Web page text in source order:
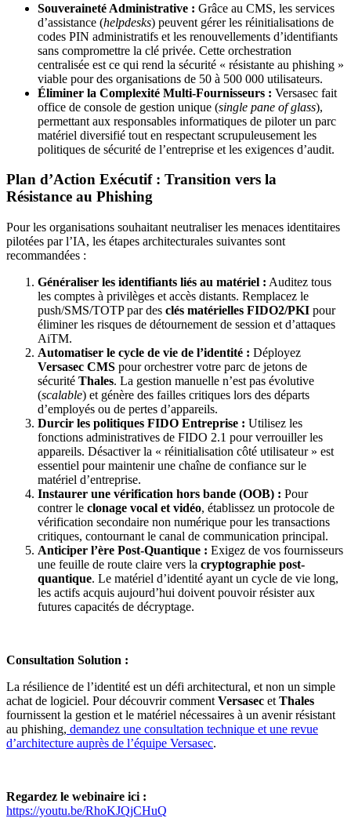
Souveraineté Administrative : Grâce au CMS, les services
d’assistance (helpdesks) peuvent gérer les réinitialisations de
codes PIN administratifs et les renouvellements d’identifiants
sans compromettre la clé privée. Cette orchestration
centralisée est ce qui rend la sécurité « résistante au phishing »
viable pour des organisations de 50 à 500 000 utilisateurs.
Éliminer la Complexité Multi-Fournisseurs : Versasec fait
office de console de gestion unique (single pane of glass),
permettant aux responsables informatiques de piloter un parc
matériel diversifié tout en respectant scrupuleusement les
politiques de sécurité de l’entreprise et les exigences d’audit.
Plan d’Action Exécutif : Transition vers la
Résistance au Phishing
Pour les organisations souhaitant neutraliser les menaces identitaires
pilotées par l’IA, les étapes architecturales suivantes sont
recommandées :
Généraliser les identifiants liés au matériel : Auditez tous
les comptes à privilèges et accès distants. Remplacez le
push/SMS/TOTP par des clés matérielles FIDO2/PKI pour
éliminer les risques de détournement de session et d’attaques
AiTM.
Automatiser le cycle de vie de l’identité : Déployez
Versasec CMS pour orchestrer votre parc de jetons de
sécurité Thales. La gestion manuelle n’est pas évolutive
(scalable) et génère des failles critiques lors des départs
d’employés ou de pertes d’appareils.
Durcir les politiques FIDO Entreprise : Utilisez les
fonctions administratives de FIDO 2.1 pour verrouiller les
appareils. Désactiver la « réinitialisation côté utilisateur » est
essentiel pour maintenir une chaîne de confiance sur le
matériel d’entreprise.
Instaurer une vérification hors bande (OOB) : Pour
contrer le clonage vocal et vidéo, établissez un protocole de
vérification secondaire non numérique pour les transactions
critiques, contournant le canal de communication principal.
Anticiper l’ère Post-Quantique : Exigez de vos fournisseurs
une feuille de route claire vers la cryptographie post-
quantique. Le matériel d’identité ayant un cycle de vie long,
les actifs acquis aujourd’hui doivent pouvoir résister aux
futures capacités de décryptage.
Consultation Solution :
La résilience de l’identité est un défi architectural, et non un simple
achat de logiciel. Pour découvrir comment Versasec et Thales
fournissent la gestion et le matériel nécessaires à un avenir résistant
au phishing, demandez une consultation technique et une revue
d’architecture auprès de l’équipe Versasec.
Regardez le webinaire ici :
https://youtu.be/RhoKJQjCHuQ